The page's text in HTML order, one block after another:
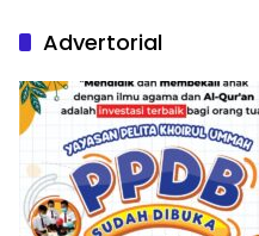
Advertorial